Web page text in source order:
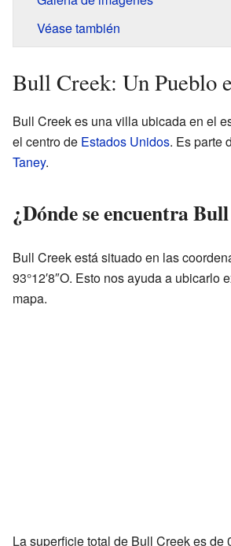
Véase también
Bull Creek: Un Pueblo
Bull Creek es una villa ubicada en el
el centro de Estados Unidos. Es parte
Taney.
¿Dónde se encuentra
Bull Creek está situado en las
93°12′8″O. Esto nos ayuda a ubicarlo
mapa.
La superficie total de Bull Creek es de